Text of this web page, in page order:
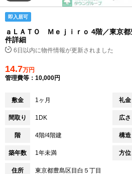
即入居可
ａＬＡＴＯ Ｍｅｊｉｒｏ 4階／東京
件詳細
6日以内に物件情報が更新されました
14.7万円
管理費等：10,000円
敷金 1ヶ月 礼金
間取り 1DK 広さ
階 4階/4階建 構造
築年数 1年未満 方位
住所 東京都豊島区目白５丁目